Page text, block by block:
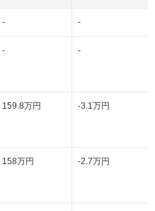
- -
- -
159.8万円 -3.1万円
158万円 -2.7万円